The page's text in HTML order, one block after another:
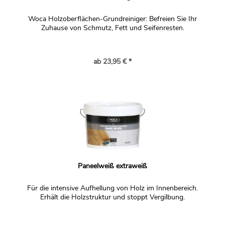
unsere Fichte-Paneele mit Ihrem Paneelweiß aufhellen
sehr aufwendig die großen Deckenflächen mit einem
50mm breiten Pinsel zu bearbeiten. Gerade auch, weil
nass-in-nass gearbeitet werden soll und es durch die
Vertiefung wo die Feder der Bretter sitzt auch immer
Möglichkeit das Paneelweiß auch großflächig zu
verarbeiten? Vielen Dank für Ihre Hilfe.
Antwort:
Woca Holzoberflächen-Grundreiniger: Befreien Sie Ihr
Zuhause von Schmutz, Fett und Seifenresten.
ab 23,95 € *
Paneelweiß extraweiß
Für die intensive Aufhellung von Holz im Innenbereich.
Erhält die Holzstruktur und stoppt Vergilbung.